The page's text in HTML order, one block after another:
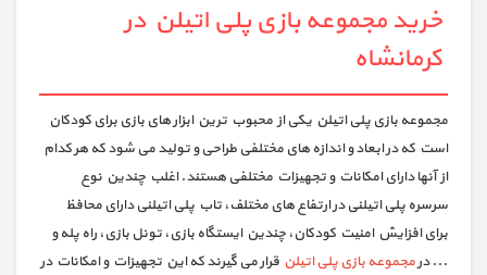
خرید مجموعه بازی پلی اتیلن در
کرمانشاه
مجموعه بازی پلی اتیلن یکی از محبوب ترین ابزار های بازی برای کودکان
است که در ابعاد و اندازه های مختلفی طراحی و تولید می شود که هر کدام
از آنها دارای امکانات و تجهیزات مختلفی هستند. اغلب چندین نوع
سرسره پلی اتیلنی در ارتفاع های مختلف، تاب پلی اتیلنی دارای محافظ
برای افزایش امنیت کودکان، چندین ایستگاه بازی، تونل بازی، راه پله و
... درمجموعه بازی پلی اتیلن قرار می گیرند که این تجهیزات و امکانات در